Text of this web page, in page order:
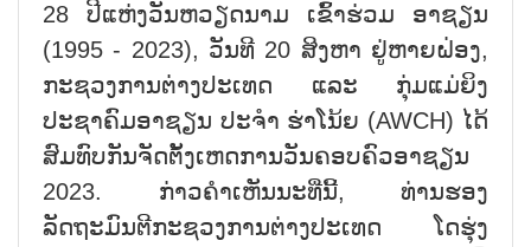
28 ປີແຫ່ງວັນຫວຽດນາມ ເຂົ້າຮ່ວມ ອາຊຽນ
(1995 - 2023), ວັນທີ 20 ສິງຫາ ຢູ່ຫາຍຝ່ອງ,
ກະຊວງການຕ່າງປະເທດ ແລະ ກຸ່ມແມ່ຍິງ
ປະຊາຄົມອາຊຽນ ປະຈຳ ຮ່າໂນ້ຍ (AWCH) ໄດ້
ສົມທົບກັນຈັດຕັ້ງເຫດການວັນຄອບຄົວອາຊຽນ
2023. ກ່າວຄຳເຫັນນະທີ່ນີ້, ທ່ານຮອງ
ລັດຖະມົນຕີກະຊວງການຕ່າງປະເທດ ໂດຮຸ່ງ